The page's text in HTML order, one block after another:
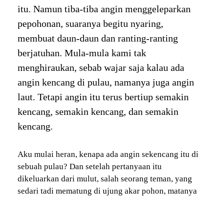
itu. Namun tiba-tiba angin menggeleparkan
pepohonan, suaranya begitu nyaring,
membuat daun-daun dan ranting-ranting
berjatuhan. Mula-mula kami tak
menghiraukan, sebab wajar saja kalau ada
angin kencang di pulau, namanya juga angin
laut. Tetapi angin itu terus bertiup semakin
kencang, semakin kencang, dan semakin
kencang.
Aku mulai heran, kenapa ada angin sekencang itu di
sebuah pulau? Dan setelah pertanyaan itu
dikeluarkan dari mulut, salah seorang teman, yang
sedari tadi mematung di ujung akar pohon, matanya